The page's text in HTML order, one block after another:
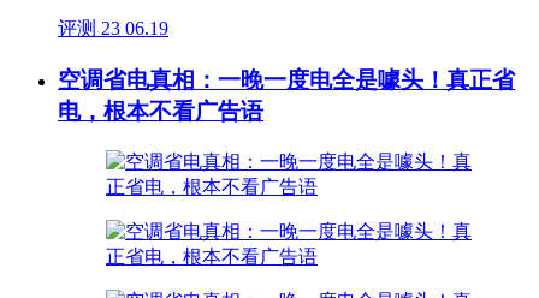
评测 23 06.19
空调省电真相：一晚一度电全是噱头！真正省
电，根本不看广告语